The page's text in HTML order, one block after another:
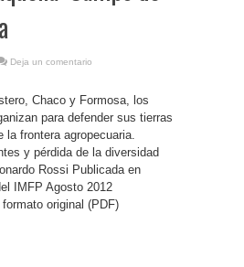
Deja un comentario
Chaco y Formosa, los
para defender sus tierras
la frontera agropecuaria.
y pérdida de la diversidad
Rossi Publicada en
IMFP Agosto 2012
original (PDF)